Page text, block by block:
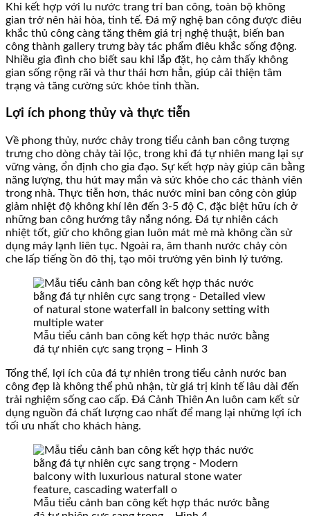
Khi kết hợp với lu nước trang trí ban công, toàn bộ không
gian trở nên hài hòa, tinh tế. Đá mỹ nghệ ban công được điêu
khắc thủ công càng tăng thêm giá trị nghệ thuật, biến ban
công thành gallery trưng bày tác phẩm điêu khắc sống động.
Nhiều gia đình cho biết sau khi lắp đặt, họ cảm thấy không
gian sống rộng rãi và thư thái hơn hẳn, giúp cải thiện tâm
trạng và tăng cường sức khỏe tinh thần.
Lợi ích phong thủy và thực tiễn
Về phong thủy, nước chảy trong tiểu cảnh ban công tượng
trưng cho dòng chảy tài lộc, trong khi đá tự nhiên mang lại sự
vững vàng, ổn định cho gia đạo. Sự kết hợp này giúp cân bằng
năng lượng, thu hút may mắn và sức khỏe cho các thành viên
trong nhà. Thực tiễn hơn, thác nước mini ban công còn giúp
giảm nhiệt độ không khí lên đến 3-5 độ C, đặc biệt hữu ích ở
những ban công hướng tây nắng nóng. Đá tự nhiên cách
nhiệt tốt, giữ cho không gian luôn mát mẻ mà không cần sử
dụng máy lạnh liên tục. Ngoài ra, âm thanh nước chảy còn
che lấp tiếng ồn đô thị, tạo môi trường yên bình lý tưởng.
Mẫu tiểu cảnh ban công kết hợp thác nước bằng
đá tự nhiên cực sang trọng – Hình 3
Tổng thể, lợi ích của đá tự nhiên trong tiểu cảnh nước ban
công đẹp là không thể phủ nhận, từ giá trị kinh tế lâu dài đến
trải nghiệm sống cao cấp. Đá Cảnh Thiên An luôn cam kết sử
dụng nguồn đá chất lượng cao nhất để mang lại những lợi ích
tối ưu nhất cho khách hàng.
Mẫu tiểu cảnh ban công kết hợp thác nước bằng